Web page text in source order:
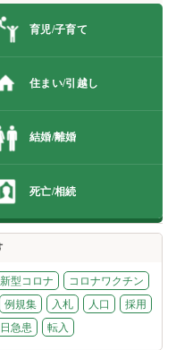
育児/子育て
住まい/引越し
結婚/離婚
死亡/相続
新型コロナ
コロナワクチン
例規集 入札 人口
採用
急患 転入